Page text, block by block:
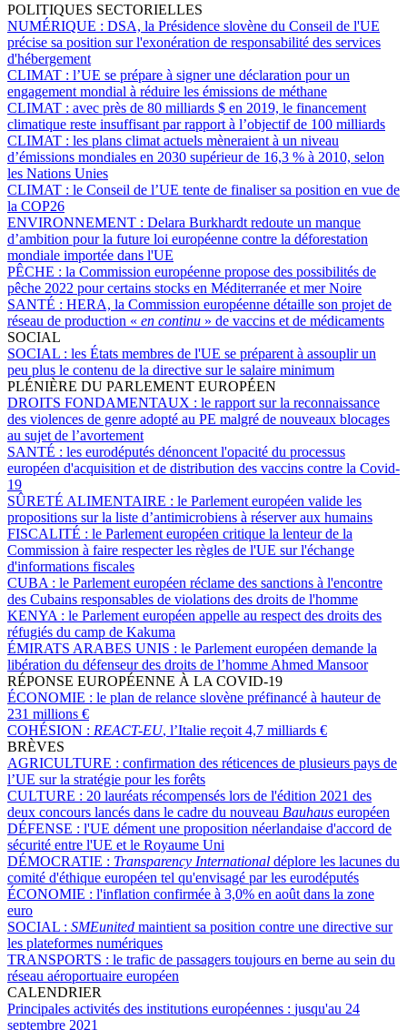
POLITIQUES SECTORIELLES
NUMÉRIQUE : DSA, la Présidence slovène du Conseil de l'UE
précise sa position sur l'exonération de responsabilité des services
d'hébergement
CLIMAT : l’UE se prépare à signer une déclaration pour un
engagement mondial à réduire les émissions de méthane
CLIMAT : avec près de 80 milliards $ en 2019, le financement
climatique reste insuffisant par rapport à l’objectif de 100 milliards
CLIMAT : les plans climat actuels mèneraient à un niveau
d’émissions mondiales en 2030 supérieur de 16,3 % à 2010, selon
les Nations Unies
CLIMAT : le Conseil de l’UE tente de finaliser sa position en vue de
la COP26
ENVIRONNEMENT : Delara Burkhardt redoute un manque
d’ambition pour la future loi européenne contre la déforestation
mondiale importée dans l'UE
PÊCHE : la Commission européenne propose des possibilités de
pêche 2022 pour certains stocks en Méditerranée et mer Noire
SANTÉ : HERA, la Commission européenne détaille son projet de
réseau de production « en continu » de vaccins et de médicaments
SOCIAL
SOCIAL : les États membres de l'UE se préparent à assouplir un
peu plus le contenu de la directive sur le salaire minimum
PLÉNIÈRE DU PARLEMENT EUROPÉEN
DROITS FONDAMENTAUX : le rapport sur la reconnaissance
des violences de genre adopté au PE malgré de nouveaux blocages
au sujet de l’avortement
SANTÉ : les eurodéputés dénoncent l'opacité du processus
européen d'acquisition et de distribution des vaccins contre la Covid-
19
SÛRETÉ ALIMENTAIRE : le Parlement européen valide les
propositions sur la liste d’antimicrobiens à réserver aux humains
FISCALITÉ : le Parlement européen critique la lenteur de la
Commission à faire respecter les règles de l'UE sur l'échange
d'informations fiscales
CUBA : le Parlement européen réclame des sanctions à l'encontre
des Cubains responsables de violations des droits de l'homme
KENYA : le Parlement européen appelle au respect des droits des
réfugiés du camp de Kakuma
ÉMIRATS ARABES UNIS : le Parlement européen demande la
libération du défenseur des droits de l’homme Ahmed Mansoor
RÉPONSE EUROPÉENNE À LA COVID-19
ÉCONOMIE : le plan de relance slovène préfinancé à hauteur de
231 millions €
COHÉSION : REACT-EU, l’Italie reçoit 4,7 milliards €
BRÈVES
AGRICULTURE : confirmation des réticences de plusieurs pays de
l’UE sur la stratégie pour les forêts
CULTURE : 20 lauréats récompensés lors de l'édition 2021 des
deux concours lancés dans le cadre du nouveau Bauhaus européen
DÉFENSE : l'UE dément une proposition néerlandaise d'accord de
sécurité entre l'UE et le Royaume Uni
DÉMOCRATIE : Transparency International déplore les lacunes du
comité d'éthique européen tel qu'envisagé par les eurodéputés
ÉCONOMIE : l'inflation confirmée à 3,0% en août dans la zone
euro
SOCIAL : SMEunited maintient sa position contre une directive sur
les plateformes numériques
TRANSPORTS : le trafic de passagers toujours en berne au sein du
réseau aéroportuaire européen
CALENDRIER
Principales activités des institutions européennes : jusqu'au 24
septembre 2021